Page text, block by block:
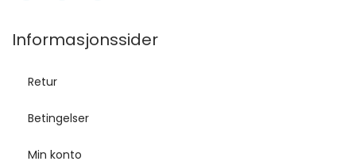
Informasjonssider
Retur
Betingelser
Min konto